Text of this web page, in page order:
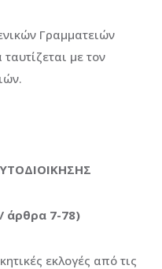
Γραμματειών
με τον
άρθρα 7-78)
εκλογές από τις